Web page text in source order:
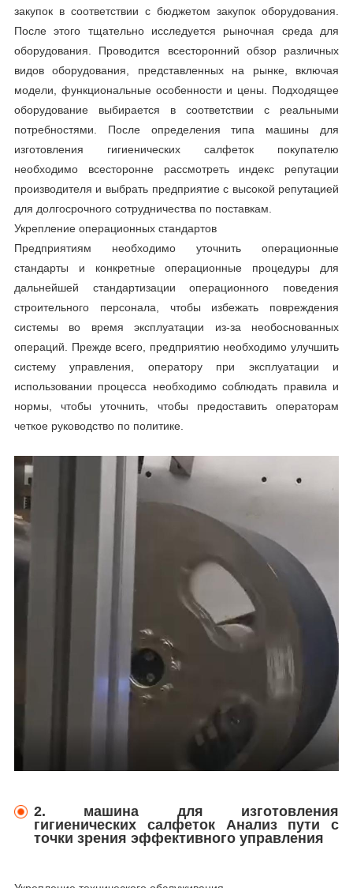
закупок в соответствии с бюджетом закупок оборудования.
После этого тщательно исследуется рыночная среда для
оборудования. Проводится всесторонний обзор различных
видов оборудования, представленных на рынке, включая
модели, функциональные особенности и цены. Подходящее
оборудование выбирается в соответствии с реальными
потребностями. После определения типа машины для
изготовления гигиенических салфеток покупателю
необходимо всесторонне рассмотреть индекс репутации
производителя и выбрать предприятие с высокой репутацией
для долгосрочного сотрудничества по поставкам.
Укрепление операционных стандартов
Предприятиям необходимо уточнить операционные
стандарты и конкретные операционные процедуры для
дальнейшей стандартизации операционного поведения
строительного персонала, чтобы избежать повреждения
системы во время эксплуатации из-за необоснованных
операций. Прежде всего, предприятию необходимо улучшить
систему управления, оператору при эксплуатации и
использовании процесса необходимо соблюдать правила и
нормы, чтобы уточнить, чтобы предоставить операторам
четкое руководство по политике.
2. машина для изготовления
гигиенических салфеток Анализ пути с
точки зрения эффективного управления